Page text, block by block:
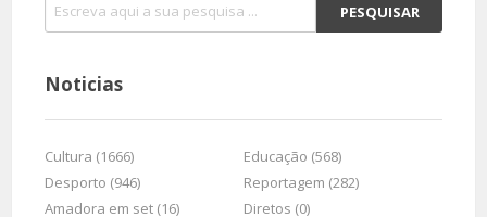
Noticias
Cultura (1666)
Educação (568)
Desporto (946)
Reportagem (282)
Amadora em set (16)
Diretos (0)